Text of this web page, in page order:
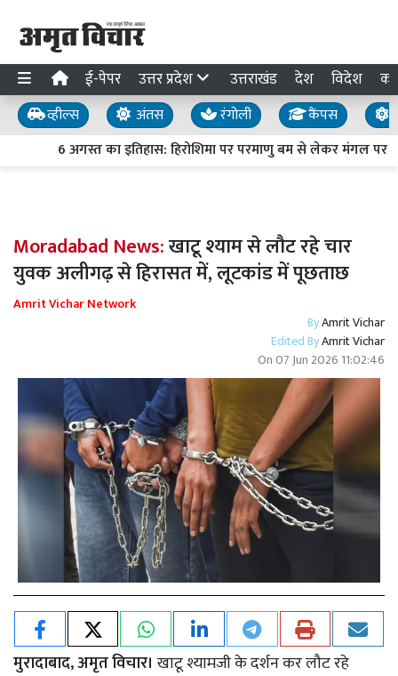
ई-पेपर उत्तर प्रदेश उत्तराखंड देश विदेश
व्हील्स अंतस रंगोली कैंपस
6 अगस्त का इतिहास: हिरोशिमा पर परमाणु बम से लेकर मंगल पर
Moradabad News:खाटू श्याम से लौट रहे चार
युवक अलीगढ़ से हिरासत में, लूटकांड में पूछताछ
Amrit Vichar Network
ByAmrit Vichar
Edited ByAmrit Vichar
On07 Jun 2026 11:02:46
मुरादाबाद, अमृत विचार। खाटू श्यामजी के दर्शन कर लौट रहे